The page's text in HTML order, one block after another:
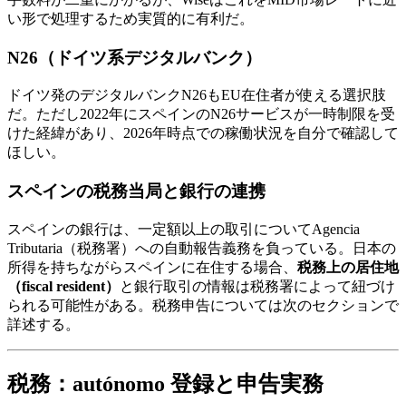
い形で処理するため実質的に有利だ。
N26（ドイツ系デジタルバンク）
ドイツ発のデジタルバンクN26もEU在住者が使える選択肢
だ。ただし2022年にスペインのN26サービスが一時制限を受
けた経緯があり、2026年時点での稼働状況を自分で確認して
ほしい。
スペインの税務当局と銀行の連携
スペインの銀行は、一定額以上の取引についてAgencia
Tributaria（税務署）への自動報告義務を負っている。日本の
所得を持ちながらスペインに在住する場合、 税務上の居住地
（fiscal resident）
と銀行取引の情報は税務署によって紐づけ
られる可能性がある。税務申告については次のセクションで
詳述する。
税務：autónomo 登録と申告実務